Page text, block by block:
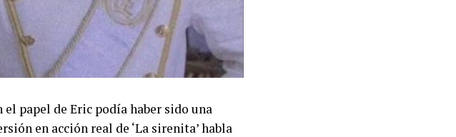
papel de Eric podía haber sido una
en acción real de ‘La sirenita’ habla